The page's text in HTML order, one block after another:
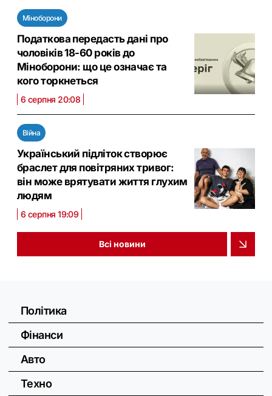
Міноборони
Податкова передасть дані про
чоловіків 18-60 років до
Міноборони: що це означає та
кого торкнеться
6 серпня 20:08
Війна
Український підліток створює
браслет для повітряних тривог:
він може врятувати життя глухим
людям
6 серпня 19:09
Всі новини
Політика
Фінанси
Авто
Техно